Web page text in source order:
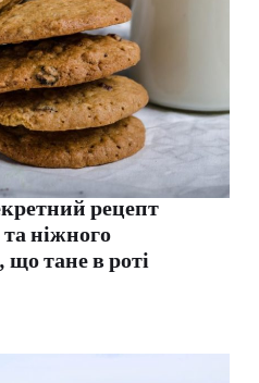
рецепт
ніжного
тане в роті